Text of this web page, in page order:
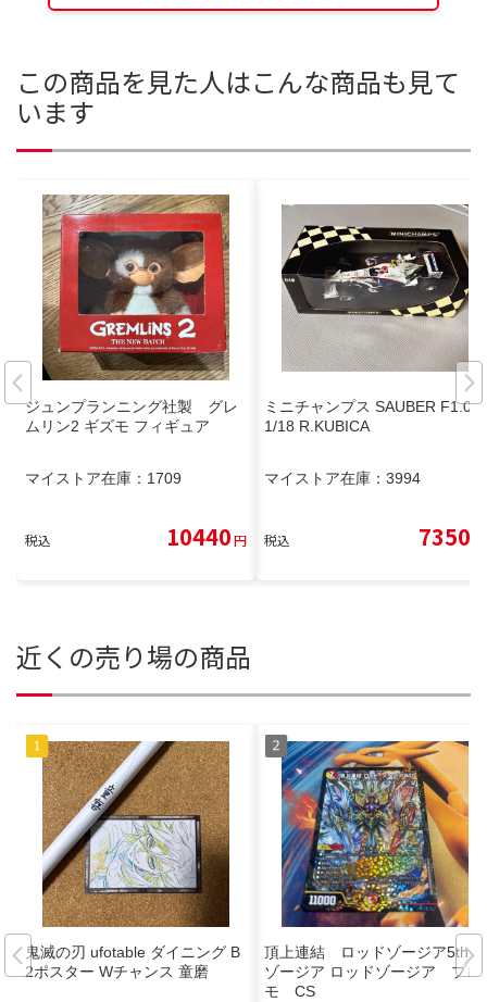
この商品を見た人はこんな商品も見て
います
ジュンプランニング社製 グレ
ムリン2 ギズモ フィギュア
マイストア在庫： 1709
税込 10440円
ミニチャンプス SAUBER F1.08
1/18 R.KUBICA
マイストア在庫： 3994
税込 7350
近くの売り場の商品
鬼滅の刃 ufotable ダイニング B
2ポスター Wチャンス 童磨
頂上連結 ロッドゾージア5th
ゾージア ロッドゾージア プロ
モ CS